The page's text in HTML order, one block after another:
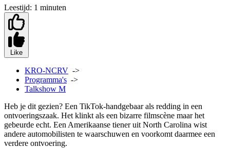
Leestijd: 1 minuten
Like
KRO-NCRV ->
Programma's ->
Talkshow M
Heb je dit gezien? Een TikTok-handgebaar als redding in een
ontvoeringszaak. Het klinkt als een bizarre filmscène maar het
gebeurde echt. Een Amerikaanse tiener uit North Carolina wist
andere automobilisten te waarschuwen en voorkomt daarmee een
verdere ontvoering.